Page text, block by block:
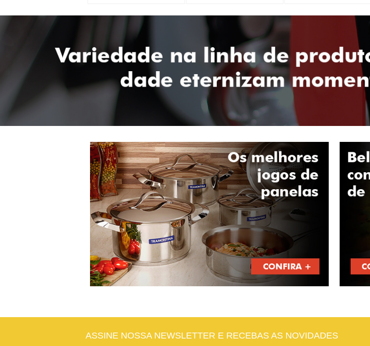
ASSINE NOSSA NEWSLETTER E RECEBAS AS NOVIDADES